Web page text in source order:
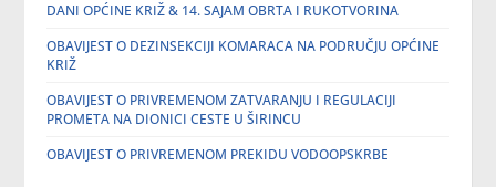
DANI OPĆINE KRIŽ & 14. SAJAM OBRTA I RUKOTVORINA
OBAVIJEST O DEZINSEKCIJI KOMARACA NA PODRUČJU OPĆINE
KRIŽ
OBAVIJEST O PRIVREMENOM ZATVARANJU I REGULACIJI
PROMETA NA DIONICI CESTE U ŠIRINCU
OBAVIJEST O PRIVREMENOM PREKIDU VODOOPSKRBE